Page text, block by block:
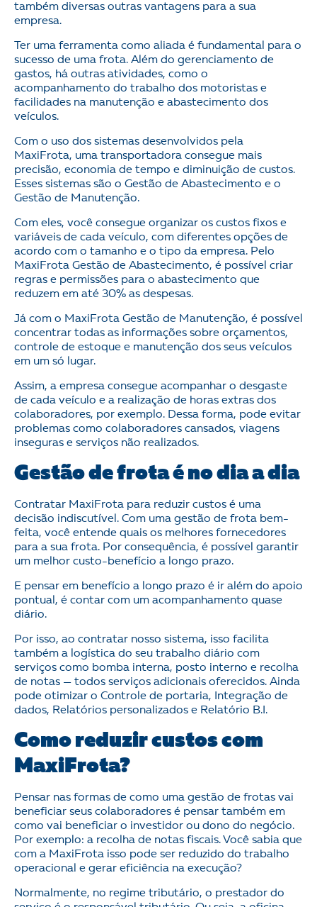
também diversas outras vantagens para a sua
empresa.
Ter uma ferramenta como aliada é fundamental para o
sucesso de uma frota. Além do gerenciamento de
gastos, há outras atividades, como o
acompanhamento do trabalho dos motoristas e
facilidades na manutenção e abastecimento dos
veículos.
Com o uso dos sistemas desenvolvidos pela
MaxiFrota, uma transportadora consegue mais
precisão, economia de tempo e diminuição de custos.
Esses sistemas são o Gestão de Abastecimento e o
Gestão de Manutenção.
Com eles, você consegue organizar os custos fixos e
variáveis de cada veículo, com diferentes opções de
acordo com o tamanho e o tipo da empresa. Pelo
MaxiFrota Gestão de Abastecimento, é possível criar
regras e permissões para o abastecimento que
reduzem em até 30% as despesas.
Já com o MaxiFrota Gestão de Manutenção, é possível
concentrar todas as informações sobre orçamentos,
controle de estoque e manutenção dos seus veículos
em um só lugar.
Assim, a empresa consegue acompanhar o desgaste
de cada veículo e a realização de horas extras dos
colaboradores, por exemplo. Dessa forma, pode evitar
problemas como colaboradores cansados, viagens
inseguras e serviços não realizados.
Gestão de frota é no dia a dia
Contratar MaxiFrota para reduzir custos é uma
decisão indiscutível. Com uma gestão de frota bem-
feita, você entende quais os melhores fornecedores
para a sua frota. Por consequência, é possível garantir
um melhor custo-benefício a longo prazo.
E pensar em benefício a longo prazo é ir além do apoio
pontual, é contar com um acompanhamento quase
diário.
Por isso, ao contratar nosso sistema, isso facilita
também a logística do seu trabalho diário com
serviços como bomba interna, posto interno e recolha
de notas — todos serviços adicionais oferecidos. Ainda
pode otimizar o Controle de portaria, Integração de
dados, Relatórios personalizados e Relatório B.I.
Como reduzir custos com
MaxiFrota?
Pensar nas formas de como uma gestão de frotas vai
beneficiar seus colaboradores é pensar também em
como vai beneficiar o investidor ou dono do negócio.
Por exemplo: a recolha de notas fiscais. Você sabia que
com a MaxiFrota isso pode ser reduzido do trabalho
operacional e gerar eficiência na execução?
Normalmente, no regime tributário, o prestador do